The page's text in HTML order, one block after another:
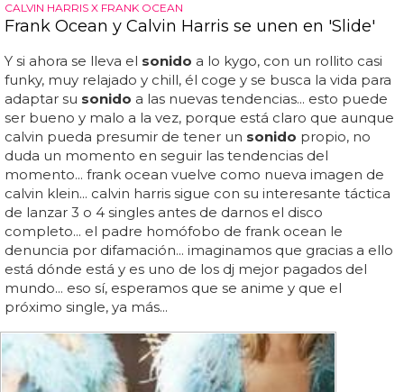
CALVIN HARRIS X FRANK OCEAN
Frank Ocean y Calvin Harris se unen en 'Slide'
Y si ahora se lleva el sonido a lo kygo, con un rollito casi
funky, muy relajado y chill, él coge y se busca la vida para
adaptar su sonido a las nuevas tendencias... esto puede
ser bueno y malo a la vez, porque está claro que aunque
calvin pueda presumir de tener un sonido propio, no
duda un momento en seguir las tendencias del
momento... frank ocean vuelve como nueva imagen de
calvin klein... calvin harris sigue con su interesante táctica
de lanzar 3 o 4 singles antes de darnos el disco
completo... el padre homófobo de frank ocean le
denuncia por difamación... imaginamos que gracias a ello
está dónde está y es uno de los dj mejor pagados del
mundo... eso sí, esperamos que se anime y que el
próximo single, ya más...